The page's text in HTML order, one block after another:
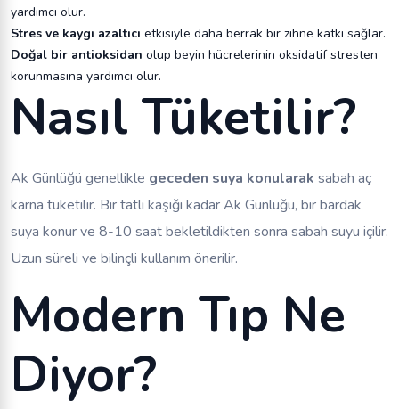
yardımcı olur.
Stres ve kaygı azaltıcı etkisiyle daha berrak bir zihne katkı sağlar.
Doğal bir antioksidan olup beyin hücrelerinin oksidatif stresten
korunmasına yardımcı olur.
Nasıl Tüketilir?
Ak Günlüğü genellikle geceden suya konularak sabah aç
karna tüketilir. Bir tatlı kaşığı kadar Ak Günlüğü, bir bardak
suya konur ve 8-10 saat bekletildikten sonra sabah suyu içilir.
Uzun süreli ve bilinçli kullanım önerilir.
Modern Tıp Ne
Diyor?